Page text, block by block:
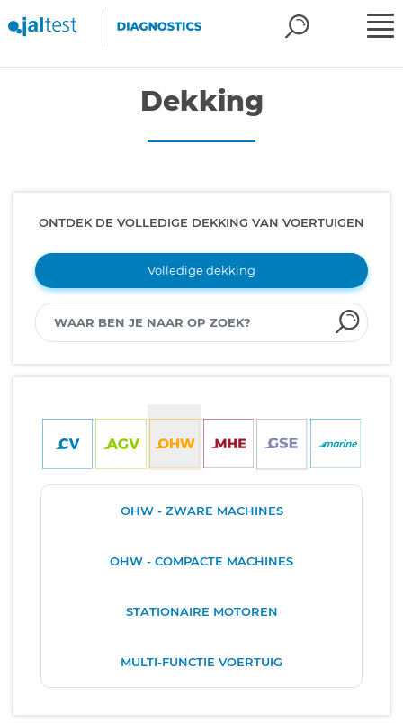
Dekking
ONTDEK DE VOLLEDIGE DEKKING VAN VOERTUIGEN
Volledige dekking
OHW - ZWARE MACHINES
OHW - COMPACTE MACHINES
STATIONAIRE MOTOREN
MULTI-FUNCTIE VOERTUIG